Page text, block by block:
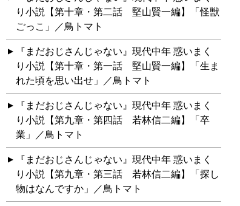
り小説【第十章・第二話 堅山賢一編】「怪獣
ごっこ」／鳥トマト
『まだおじさんじゃない』現代中年 惑いまく
り小説【第十章・第一話 堅山賢一編】「生ま
れた頃を思い出せ」／鳥トマト
『まだおじさんじゃない』現代中年 惑いまく
り小説【第九章・第四話 若林信二編】「卒
業」／鳥トマト
『まだおじさんじゃない』現代中年 惑いまく
り小説【第九章・第三話 若林信二編】「探し
物はなんですか」／鳥トマト